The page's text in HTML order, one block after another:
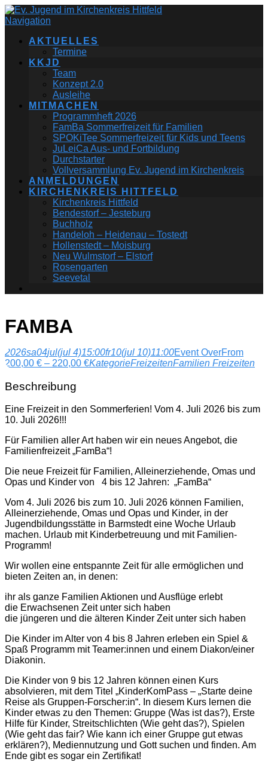
Navigation
AKTUELLES
Termine
KKJD
Team
Konzept 2.0
Ausleihe
MITMACHEN
Programmheft 2026
FamBa Sommerfreizeit für Familien
SPOKiTee Sommerfreizeit für Kids und Teens
JuLeiCa Aus- und Fortbildung
Durchstarter
Vollversammlung Ev. Jugend im Kirchenkreis
ANMELDUNGEN
KIRCHENKREIS HITTFELD
Kirchenkreis Hittfeld
Bendestorf – Jesteburg
Buchholz
Handeloh – Heidenau – Tostedt
Hollenstedt – Moisburg
Neu Wulmstorf – Elstorf
Rosengarten
Seevetal
FAMBA
2026sa04jul(jul 4)15:00fr10(jul 10)11:00Event OverFrom
200,00 € – 220,00 €Preisspanne:
KategorieFreizeitenFamilien Freizeiten
Beschreibung
Eine Freizeit in den Sommerferien! Vom 4. Juli 2026 bis zum
10. Juli 2026!!!
Für Familien aller Art haben wir ein neues Angebot, die
Familienfreizeit „FamBa“!
Die neue Freizeit für Familien, Alleinerziehende, Omas und
Opas und Kinder von 4 bis 12 Jahren: „FamBa“
Vom 4. Juli 2026 bis zum 10. Juli 2026 können Familien,
Alleinerziehende, Omas und Opas und Kinder, in der
Jugendbildungsstätte in Barmstedt eine Woche Urlaub
machen. Urlaub mit Kinderbetreuung und mit Familien-
Programm!
Wir wollen eine entspannte Zeit für alle ermöglichen und
bieten Zeiten an, in denen:
ihr als ganze Familien Aktionen und Ausflüge erlebt
die Erwachsenen Zeit unter sich haben
die jüngeren und die älteren Kinder Zeit unter sich haben
Die Kinder im Alter von 4 bis 8 Jahren erleben ein Spiel &
Spaß Programm mit Teamer:innen und einem Diakon/einer
Diakonin.
Die Kinder von 9 bis 12 Jahren können einen Kurs
absolvieren, mit dem Titel „KinderKomPass – „Starte deine
Reise als Gruppen-Forscher:in“. In diesem Kurs lernen die
Kinder etwas zu den Themen: Gruppe (Was ist das?), Erste
Hilfe für Kinder, Streitschlichten (Wie geht das?), Spielen
(Wie geht das fair? Wie kann ich einer Gruppe gut etwas
erklären?), Mediennutzung und Gott suchen und finden. Am
Ende gibt es sogar ein Zertifikat!